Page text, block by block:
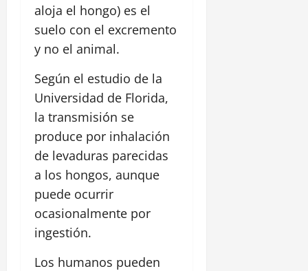
aloja el hongo) es el
suelo con el excremento
y no el animal.
Según el estudio de la
Universidad de Florida,
la transmisión se
produce por inhalación
de levaduras parecidas
a los hongos, aunque
puede ocurrir
ocasionalmente por
ingestión.
Los humanos pueden